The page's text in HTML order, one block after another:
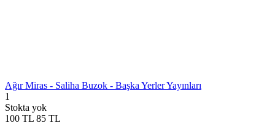
Ağır Miras - Saliha Buzok - Başka Yerler Yayınları
1
Stokta yok
100 TL 85 TL